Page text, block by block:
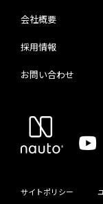
会社概要
採用情報
お問い合わせ
サイトポリシー